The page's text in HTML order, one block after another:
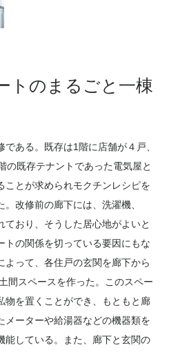
トのまるごと一棟
ある。既存は1階に店舗が４戸、
の既存テナントであった電気屋と
ことが求められモクチンレシピを
改修前の廊下には、洗濯機、
おり、そうした居心地がよいと
トの関係を切っている要因にもな
よって、各住戸の玄関を廊下から
間スペースを作った。このスペー
物を置くことができ、もともと廊
メーターや給湯器などの機器類を
能している。また、廊下と玄関の